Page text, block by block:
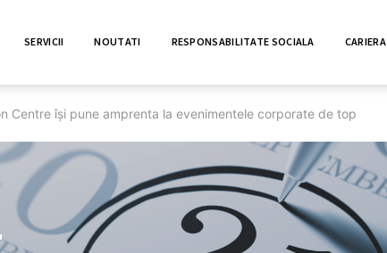
SERVICII NOUTATI RESPONSABILITATE SOCIALA CARIERA
Centre își pune amprenta la evenimentele corporate de top